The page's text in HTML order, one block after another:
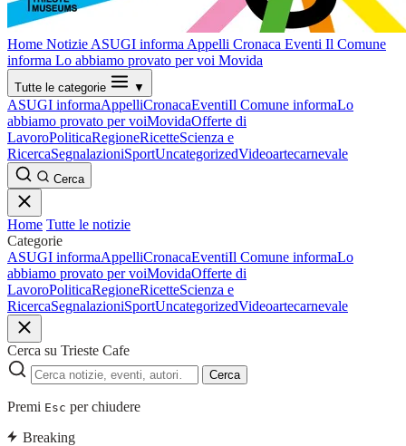
Home Notizie ASUGI informa Appelli Cronaca Eventi Il Comune
informa Lo abbiamo provato per voi Movida
Tutte le categorie ▼
ASUGI informaAppelliCronacaEventiIl Comune informaLo
abbiamo provato per voiMovidaOfferte di
LavoroPoliticaRegioneRicetteScienza e
RicercaSegnalazioniSportUncategorizedVideoartecarnevale
Cerca
Home Tutte le notizie
Categorie
ASUGI informaAppelliCronacaEventiIl Comune informaLo
abbiamo provato per voiMovidaOfferte di
LavoroPoliticaRegioneRicetteScienza e
RicercaSegnalazioniSportUncategorizedVideoartecarnevale
Cerca su Trieste Cafe
Cerca
Premi Esc per chiudere
Breaking